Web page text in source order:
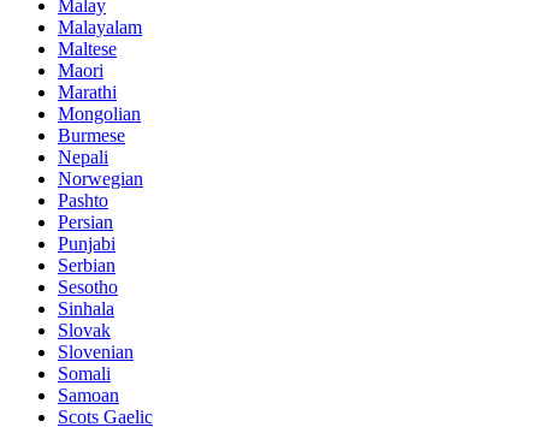
Malay
Malayalam
Maltese
Maori
Marathi
Mongolian
Burmese
Nepali
Norwegian
Pashto
Persian
Punjabi
Serbian
Sesotho
Sinhala
Slovak
Slovenian
Somali
Samoan
Scots Gaelic